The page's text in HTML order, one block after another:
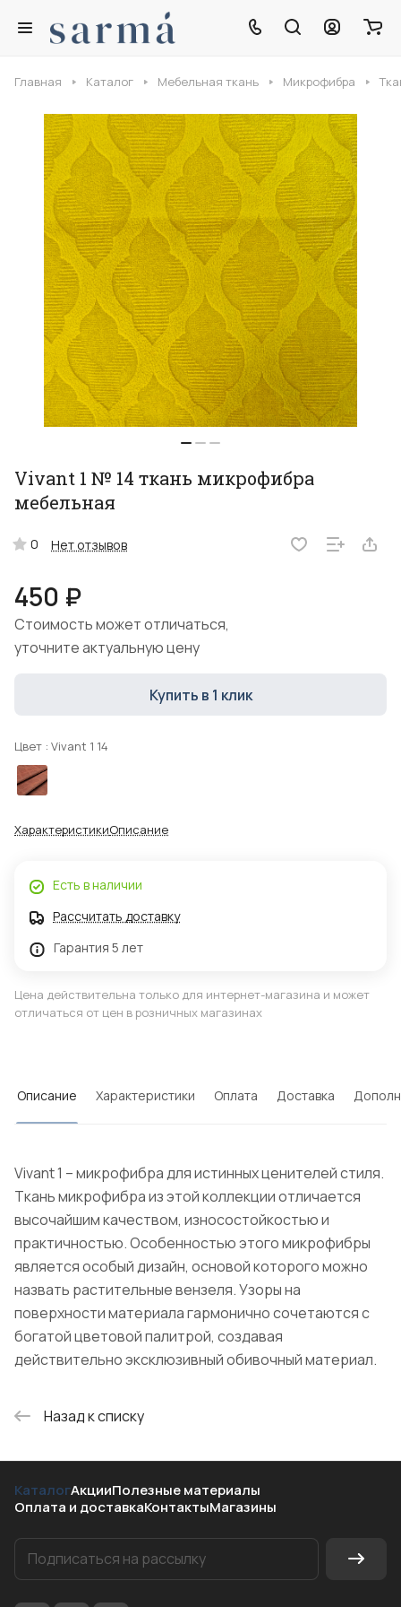
Главная Каталог Мебельная ткань Микрофибра
Vivant 1 № 14 ткань микрофибра
мебельная
0 Нет отзывов
450 ₽
Стоимость может отличаться,
уточните актуальную цену
Купить в 1 клик
Цвет : Vivant 1 14
ХарактеристикиОписание
Есть в наличии
Рассчитать доставку
Гарантия 5 лет
Цена действительна только для интернет-магазина и может
отличаться от цен в розничных магазинах
Описание Характеристики Оплата Доставка
Vivant 1 – микрофибра для истинных ценителей стиля.
Ткань микрофибра из этой коллекции отличается
высочайшим качеством, износостойкостью и
практичностью. Особенностью этого микрофибры
является особый дизайн, основой которого можно
назвать растительные вензеля. Узоры на
поверхности материала гармонично сочетаются с
богатой цветовой палитрой, создавая
действительно эксклюзивный обивочный материал.
Назад к списку
КаталогАкцииПолезные материалы
Оплата и доставкаКонтактыМагазины